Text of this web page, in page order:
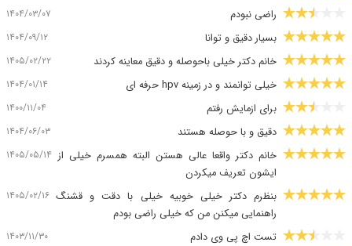
راضی نبودم ۱۴۰۴/۰۳/۰۷
بسیار دقیق و توانا ۱۴۰۴/۰۹/۱۲
خانم دکتر خیلی باحوصله و دقیق معاینه کردند ۱۴۰۵/۰۲/۲۲
خیلی توانمند و در زمینه hpv حرفه ای ۱۴۰۴/۰۱/۱۴
برای ازمایش رفتم ۱۴۰۰/۱۱/۰۴
دقیق و با حوصله هستند ۱۴۰۴/۰۶/۰۳
خانم دکتر واقعا عالی هستن البته همسرم خیلی از
ایشون تعریف میکردن
۱۴۰۵/۰۵/۱۴
بنظرم دکتر خیلی خوبیه خیلی با دقت و قشنگ
راهنمایی میکنن من که خیلی راضی بودم
۱۴۰۵/۰۲/۱۶
تست اچ پی وی دادم ۱۴۰۳/۱۱/۳۰